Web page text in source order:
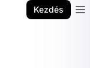
Kezdés